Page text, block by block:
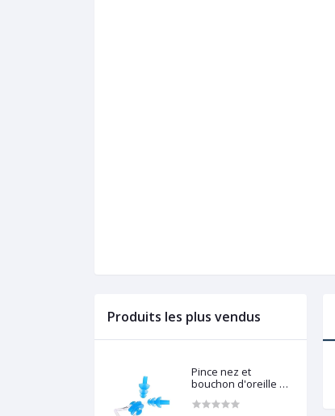
Produits les plus vendus
Pince nez et
bouchon d'oreille de